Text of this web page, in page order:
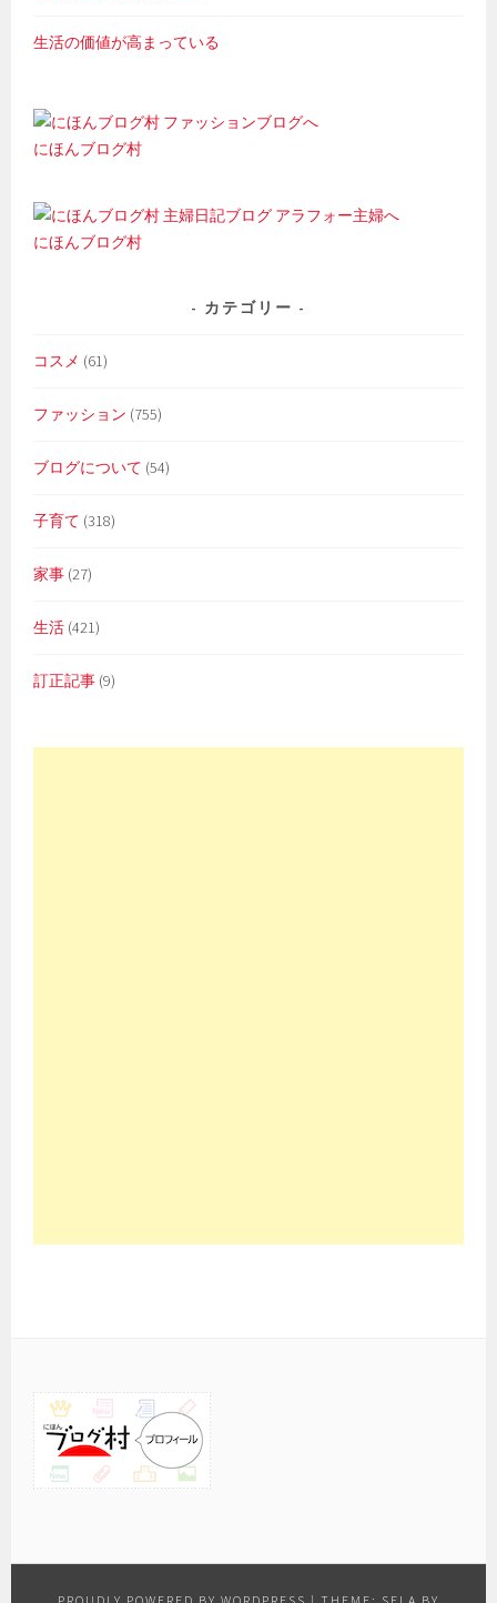
生活の価値が高まっている
にほんブログ村
にほんブログ村
カテゴリー
コスメ (61)
ファッション (755)
ブログについて (54)
子育て (318)
家事 (27)
生活 (421)
訂正記事 (9)